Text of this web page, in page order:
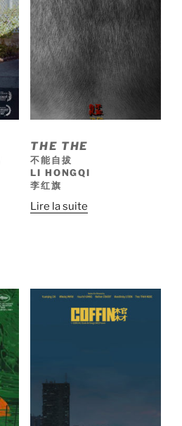
THE THE
不能自拔
LI HONGQI
李红旗
Lire la suite